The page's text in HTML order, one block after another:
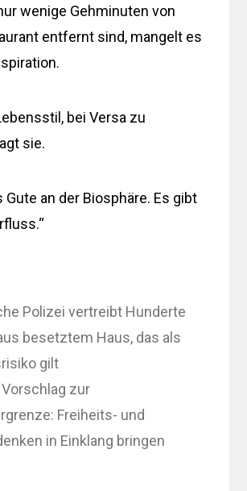
wenige Gehminuten von
entfernt sind, mangelt es
bei Versa zu
sie.
Gute an der Biosphäre. Es gibt
Polizei vertreibt Hunderte
besetztem Haus, das als
gilt
zur
Freiheits- und
in Einklang bringen